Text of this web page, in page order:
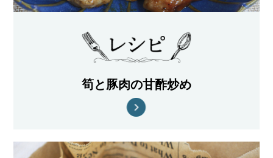
筍と豚肉の甘酢炒め